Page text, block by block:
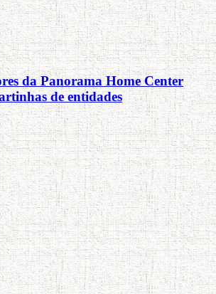
da Panorama Home Center
de entidades